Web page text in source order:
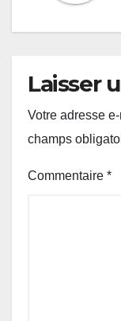
Laisser
Votre adresse
champs
Commentaire *